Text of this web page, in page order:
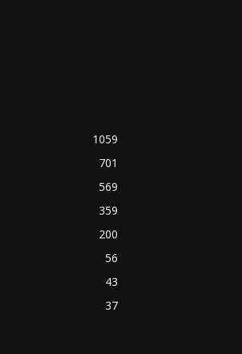
1059
701
569
359
200
56
43
37